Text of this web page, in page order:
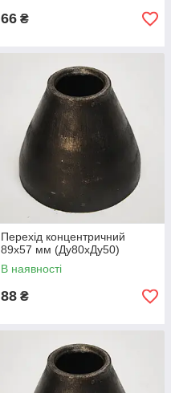
66 ₴
Перехід концентричний
89х57 мм (Ду80хДу50)
В наявності
88 ₴